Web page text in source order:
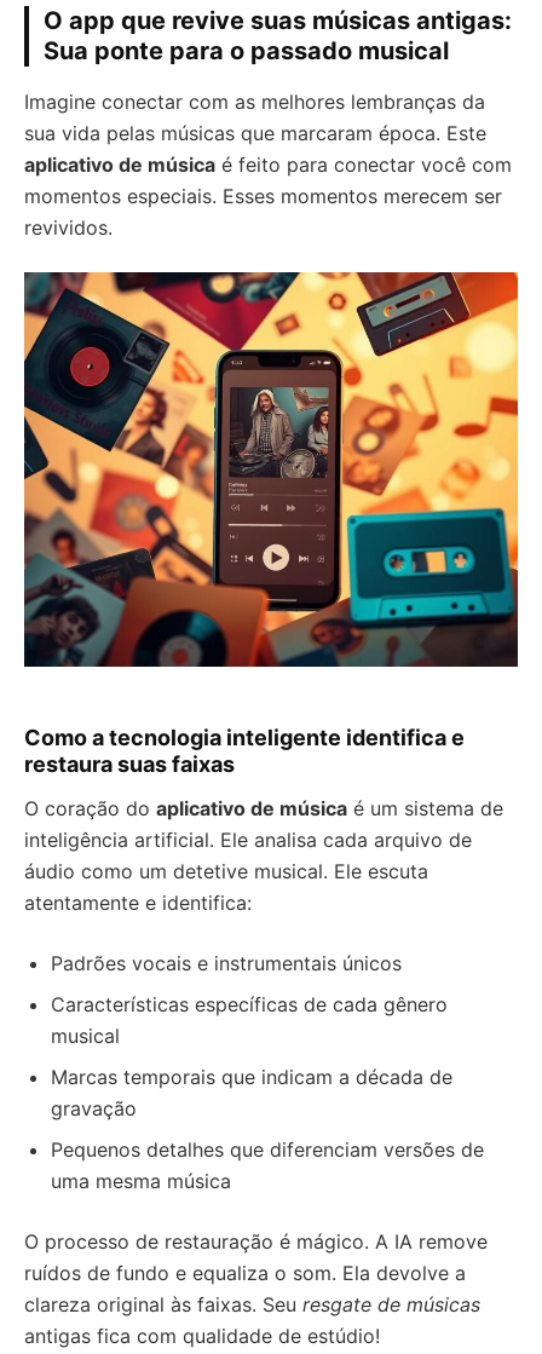
O app que revive suas músicas antigas:
Sua ponte para o passado musical
Imagine conectar com as melhores lembranças da
sua vida pelas músicas que marcaram época. Este
aplicativo de música é feito para conectar você com
momentos especiais. Esses momentos merecem ser
revividos.
Como a tecnologia inteligente identifica e
restaura suas faixas
O coração do aplicativo de música é um sistema de
inteligência artificial. Ele analisa cada arquivo de
áudio como um detetive musical. Ele escuta
atentamente e identifica:
Padrões vocais e instrumentais únicos
Características específicas de cada gênero
musical
Marcas temporais que indicam a década de
gravação
Pequenos detalhes que diferenciam versões de
uma mesma música
O processo de restauração é mágico. A IA remove
ruídos de fundo e equaliza o som. Ela devolve a
clareza original às faixas. Seu resgate de músicas
antigas fica com qualidade de estúdio!